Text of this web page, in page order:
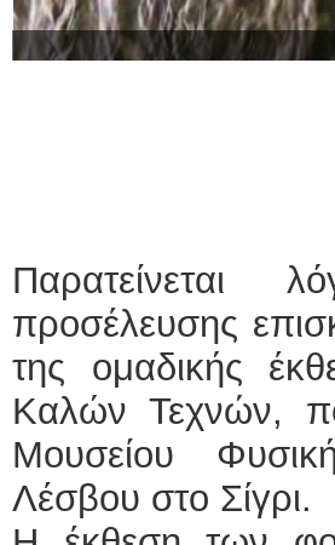
Παρατείνεται
προσέλευσης
της ομαδικής
Καλών Τεχνών,
Μουσείου
Λέσβου στο Σίγρι.